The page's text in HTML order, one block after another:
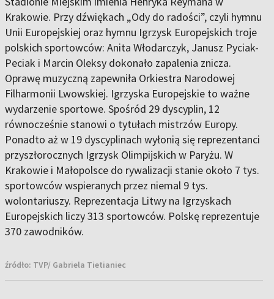
Krakowie. Przy dźwiękach „Ody do radości”, czyli hymnu
Unii Europejskiej oraz hymnu Igrzysk Europejskich troje
polskich sportowców: Anita Włodarczyk, Janusz Pyciak-
Peciak i Marcin Oleksy dokonało zapalenia znicza.
Oprawę muzyczną zapewniła Orkiestra Narodowej
Filharmonii Lwowskiej. Igrzyska Europejskie to ważne
wydarzenie sportowe. Spośród 29 dyscyplin, 12
równocześnie stanowi o tytułach mistrzów Europy.
Ponadto aż w 19 dyscyplinach wyłonią się reprezentanci
przyszłorocznych Igrzysk Olimpijskich w Paryżu. W
Krakowie i Małopolsce do rywalizacji stanie około 7 tys.
sportowców wspieranych przez niemal 9 tys.
wolontariuszy. Reprezentacja Litwy na Igrzyskach
Europejskich liczy 313 sportowców. Polskę reprezentuje
370 zawodników.
źródło: TVP/ Gabriela Tietianiec